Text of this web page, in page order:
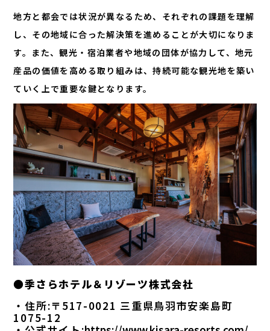
地方と都会では状況が異なるため、それぞれの課題を理解
し、その地域に合った解決策を進めることが大切になりま
す。また、観光・宿泊業者や地域の団体が協力して、地元
産品の価値を高める取り組みは、持続可能な観光地を築い
ていく上で重要な鍵となります。
●季さらホテル＆リゾーツ株式会社
・住所:〒517-0021 三重県鳥羽市安楽島町
1075-12